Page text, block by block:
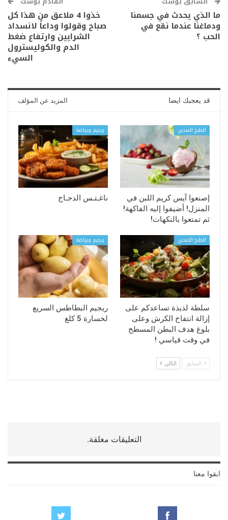
ما الذي يحدث في جسمنا
ودماغنا عندما نقع في
الحب ؟
خذوا 4 ملاعق من هذا كل
صباح وقولوا وداعاً لانسداد
الشرايين وارتفاع ضغط
الدم والكوليسترول
السيء
قد يعجبك ايضا المزيد عن المؤلف
الطبخ الصحي
إصنعوا آيس كريم اللبن في
المنزل! أضيفوا إليه الفاكهة!
ثم تمتعوا بالنكهات!
ريجيم ورياضة
ناغـتـس الدجـاج
الطبخ الصحي
سلطة لذيذة تساعدكم على
إزالة انتفاخ الكرش وعلى
بلوغ هدف البطن المسطح
في وقت قياسي !
ريجيم ورياضة
ريجيم البطاطس السريع
لخسارة 5 كلغ
السابق التالي
التعليقات مغلقة.
ابقوا معنا